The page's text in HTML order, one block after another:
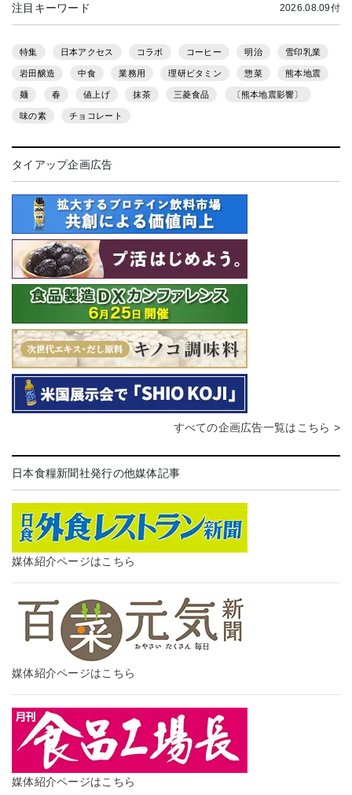
注目キーワード 2026.08.09付
特集 日本アクセス コラボ コーヒー 明治 雪印乳業
岩田醸造 中食 業務用 理研ビタミン 惣菜 熊本地震
麺 春 値上げ 抹茶 三菱食品 〔熊本地震影響〕
味の素 チョコレート
タイアップ企画広告
すべての企画広告一覧はこちら >
日本食糧新聞社発行の他媒体記事
媒体紹介ページはこちら
媒体紹介ページはこちら
媒体紹介ページはこちら